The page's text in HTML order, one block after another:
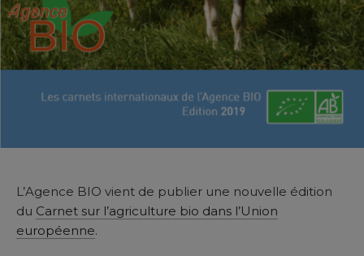
L’Agence BIO vient de publier une nouvelle édition
du Carnet sur l’agriculture bio dans l’Union
européenne.